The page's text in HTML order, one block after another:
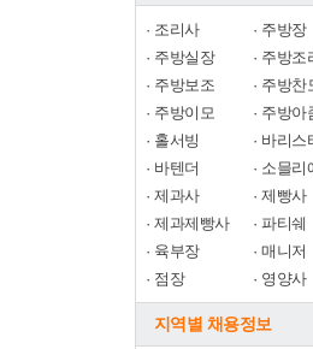
· 조리사 · 주방장
· 주방실장 · 주방조
· 주방보조 · 주방찬
· 주방이모 · 주방아
· 홀서빙 · 바리스
· 바텐더 · 소믈리
·제과사 ·제빵사
·제과제빵사 ·파티쉐
· 육부장 ·매니저
· 점장 · 영양사
지역별 채용정보